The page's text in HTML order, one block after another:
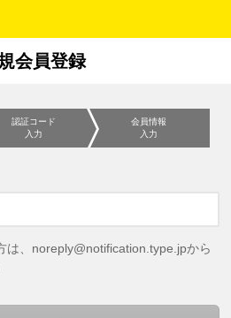
会員登録
認証コード
入力
会員情報
入力
は、noreply@notification.type.jpから